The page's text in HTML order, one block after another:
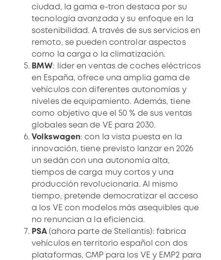
ciudad, la gama e-tron destaca por su
tecnología avanzada y su enfoque en la
sostenibilidad. A través de sus servicios en
remoto, se pueden controlar aspectos
como la carga o la climatización.
BMW: líder en ventas de coches eléctricos
en España, ofrece una amplia gama de
vehículos con diferentes autonomías y
niveles de equipamiento. Además, tiene
como objetivo que el 50 % de sus ventas
globales sean de VE para 2030.
Volkswagen: con la vista puesta en la
innovación, tiene previsto lanzar en 2026
un sedán con una autonomía alta,
tiempos de carga muy cortos y una
producción revolucionaria. Al mismo
tiempo, pretende democratizar el acceso
a los VE con modelos más asequibles que
no renuncian a la eficiencia.
PSA(ahora parte de Stellantis): fabrica
vehículos en territorio español con dos
plataformas, CMP para los VE y EMP2 para